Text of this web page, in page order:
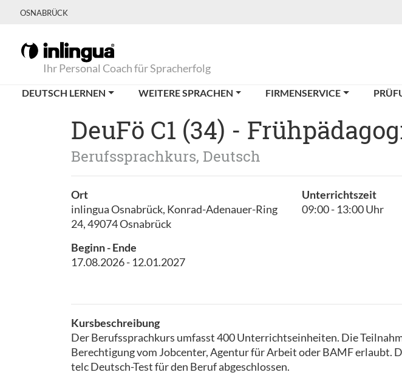
OSNABRÜCK
Ihr Personal Coach für Spracherfolg
DEUTSCH LERNEN WEITERE SPRACHEN FIRMENSERVICE
DeuFö C1 (34) -
Berufssprachkurs, Deutsch
Ort
inlingua Osnabrück, Konrad-Adenauer-Ring
24, 49074 Osnabrück
Beginn - Ende
17.08.2026 - 12.01.2027
Unterrichtszeit
09:00 - 13:00 Uhr
Kursbeschreibung
Der Berufssprachkurs umfasst 400 Unterrichtseinheiten. Die
Berechtigung vom Jobcenter, Agentur für Arbeit oder BAMF erlaubt.
telc Deutsch-Test für den Beruf abgeschlossen.